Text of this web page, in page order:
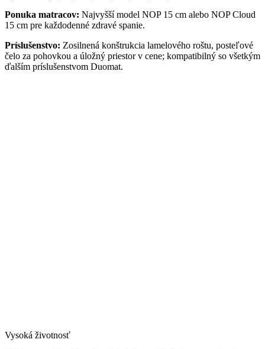
Ponuka matracov: Najvyšší model NOP 15 cm alebo NOP Cloud
15 cm pre každodenné zdravé spanie.
Príslušenstvo: Zosilnená konštrukcia lamelového roštu, posteľové
čelo za pohovkou a úložný priestor v cene; kompatibilný so všetkým
ďalším príslušenstvom Duomat.
Vysoká životnosť